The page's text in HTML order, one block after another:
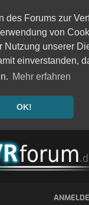
des Forums zur
von
Nutzung unserer
einverstanden,
Mehr erfahren
OK!